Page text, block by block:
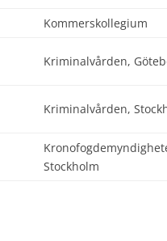
Kommerskollegium
Kriminalvården,
Kriminalvården,
Stockholm